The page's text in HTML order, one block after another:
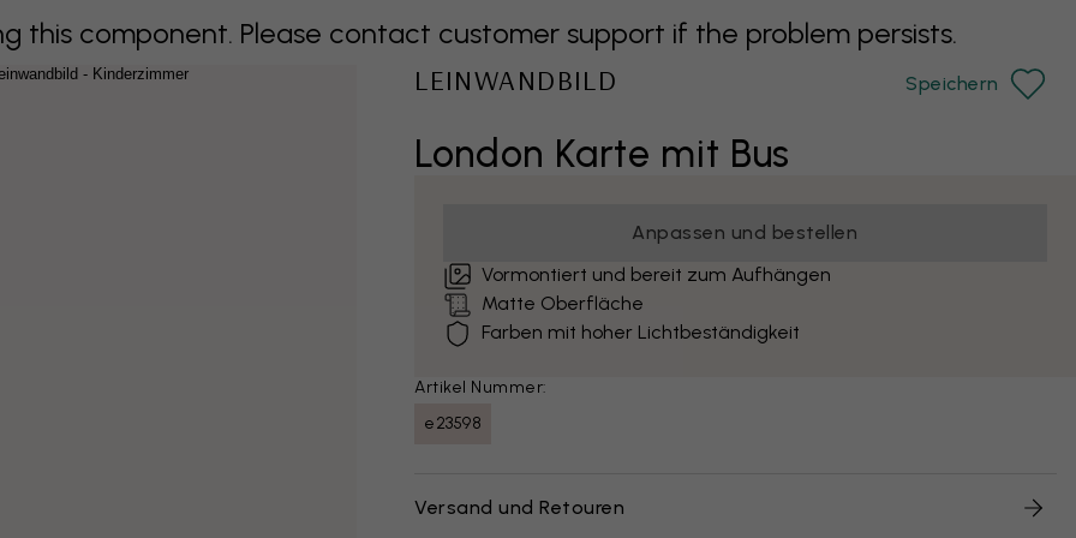
this component. Please contact customer support if the problem persists.
London Karte mit Bus
LEINWANDBILD Speichern
Anpassen und bestellen
Vormontiert und bereit zum Aufhängen
Matte Oberfläche
Farben mit hoher Lichtbeständigkeit
Artikel Nummer:
e23598
Versand und Retouren